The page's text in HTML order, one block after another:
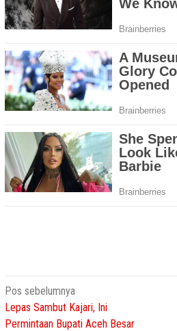
Navigasi
pos
Pos sebelumnya
Lepas Sambut Kajari, Ini
Permintaan Bupati Aceh Besar